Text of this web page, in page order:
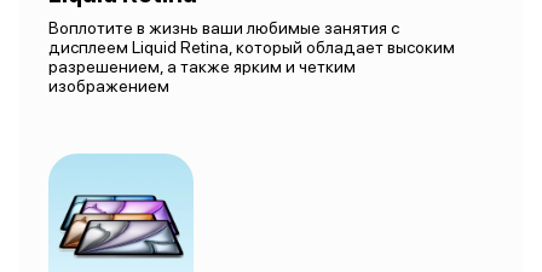
Воплотите в жизнь ваши любимые занятия с
дисплеем Liquid Retina, который обладает высоким
разрешением, а также ярким и четким
изображением